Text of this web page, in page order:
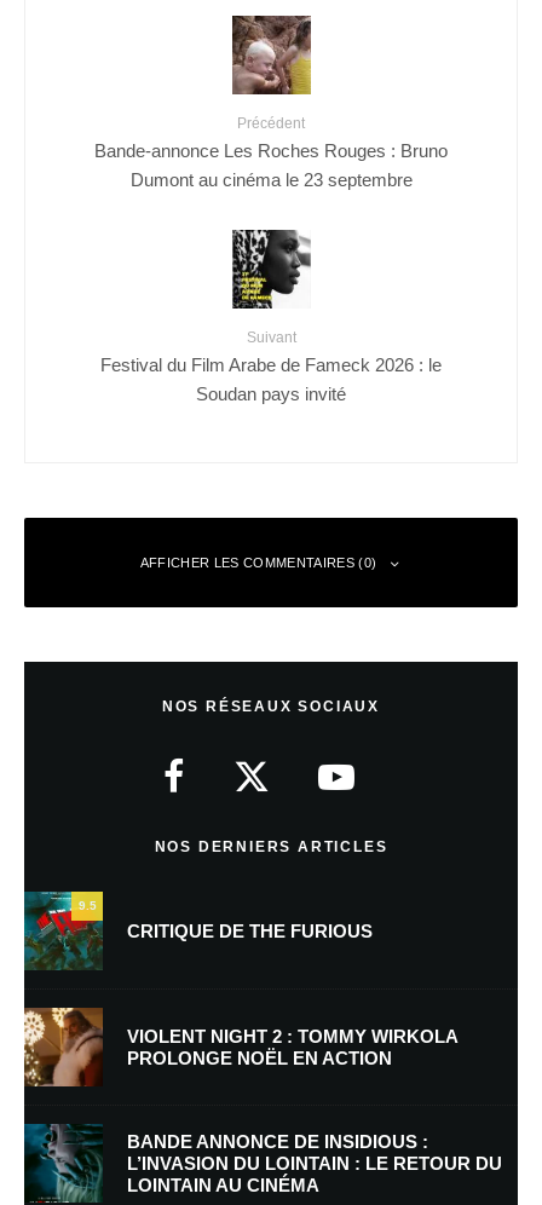
Précédent
Bande-annonce Les Roches Rouges : Bruno
Dumont au cinéma le 23 septembre
Suivant
Festival du Film Arabe de Fameck 2026 : le
Soudan pays invité
AFFICHER LES COMMENTAIRES (0)
Nom*
E-mail* Site web
NOS RÉSEAUX SOCIAUX
NOS DERNIERS ARTICLES
9.5
CRITIQUE DE THE FURIOUS
VIOLENT NIGHT 2 : TOMMY WIRKOLA
PROLONGE NOËL EN ACTION
BANDE ANNONCE DE INSIDIOUS :
L’INVASION DU LOINTAIN : LE RETOUR DU
LOINTAIN AU CINÉMA